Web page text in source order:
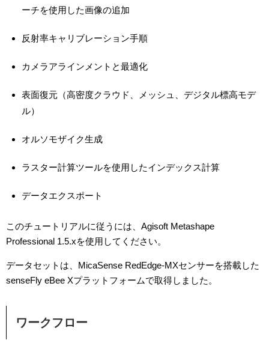
ーチを使用した画像の追加
反射率キャリブレーション手順
カメラアラインメントと最適化
表面復元（高密度クラウド、メッシュ、デジタル標高モデ
ル）
オルソモザイク生成
ラスター計算ツールを使用したインデックス計算
データエクスポート
このチュートリアルに従うには、Agisoft Metashape
Professional 1.5.xを使用してください。
データセットは、MicaSense RedEdge-MXセンサーを搭載した
senseFly eBee Xプラットフォームで取得しました。
ワークフロー